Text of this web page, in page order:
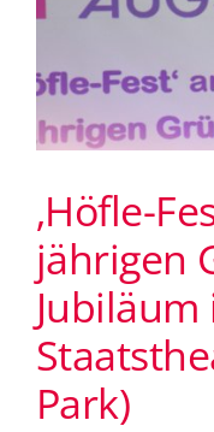
‚Höfle-
jährigen
Park)